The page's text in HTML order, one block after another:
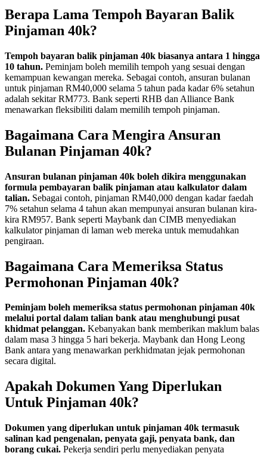
Berapa Lama Tempoh Bayaran Balik
Pinjaman 40k?
Tempoh bayaran balik pinjaman 40k biasanya antara 1 hingga
10 tahun. Peminjam boleh memilih tempoh yang sesuai dengan
kemampuan kewangan mereka. Sebagai contoh, ansuran bulanan
untuk pinjaman RM40,000 selama 5 tahun pada kadar 6% setahun
adalah sekitar RM773. Bank seperti RHB dan Alliance Bank
menawarkan fleksibiliti dalam memilih tempoh pinjaman.
Bagaimana Cara Mengira Ansuran
Bulanan Pinjaman 40k?
Ansuran bulanan pinjaman 40k boleh dikira menggunakan
formula pembayaran balik pinjaman atau kalkulator dalam
talian. Sebagai contoh, pinjaman RM40,000 dengan kadar faedah
7% setahun selama 4 tahun akan mempunyai ansuran bulanan kira-
kira RM957. Bank seperti Maybank dan CIMB menyediakan
kalkulator pinjaman di laman web mereka untuk memudahkan
pengiraan.
Bagaimana Cara Memeriksa Status
Permohonan Pinjaman 40k?
Peminjam boleh memeriksa status permohonan pinjaman 40k
melalui portal dalam talian bank atau menghubungi pusat
khidmat pelanggan. Kebanyakan bank memberikan maklum balas
dalam masa 3 hingga 5 hari bekerja. Maybank dan Hong Leong
Bank antara yang menawarkan perkhidmatan jejak permohonan
secara digital.
Apakah Dokumen Yang Diperlukan
Untuk Pinjaman 40k?
Dokumen yang diperlukan untuk pinjaman 40k termasuk
salinan kad pengenalan, penyata gaji, penyata bank, dan
borang cukai. Pekerja sendiri perlu menyediakan penyata